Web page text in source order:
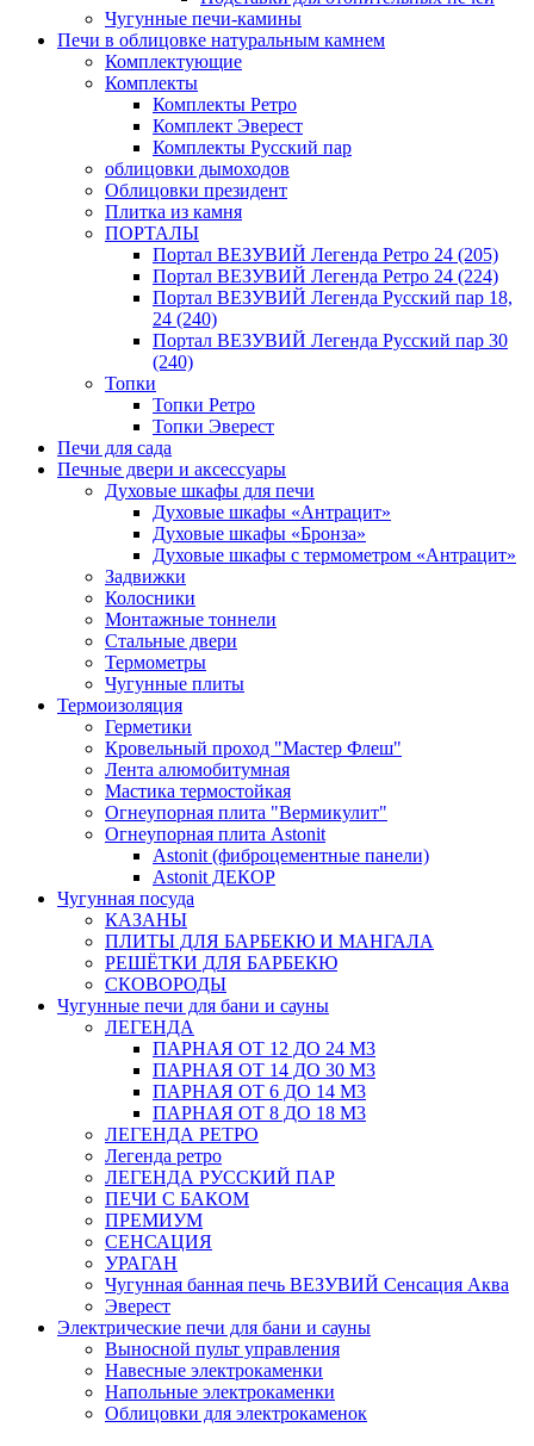
Чугунные печи-камины
Печи в облицовке натуральным камнем
Комплектующие
Комплекты
Комплекты Ретро
Комплект Эверест
Комплекты Русский пар
облицовки дымоходов
Облицовки президент
Плитка из камня
ПОРТАЛЫ
Портал ВЕЗУВИЙ Легенда Ретро 24 (205)
Портал ВЕЗУВИЙ Легенда Ретро 24 (224)
Портал ВЕЗУВИЙ Легенда Русский пар 18,
24 (240)
Портал ВЕЗУВИЙ Легенда Русский пар 30
(240)
Топки
Топки Ретро
Топки Эверест
Печи для сада
Печные двери и аксессуары
Духовые шкафы для печи
Духовые шкафы «Антрацит»
Духовые шкафы «Бронза»
Духовые шкафы с термометром «Антрацит»
Задвижки
Колосники
Монтажные тоннели
Стальные двери
Термометры
Чугунные плиты
Термоизоляция
Герметики
Кровельный проход "Мастер Флеш"
Лента алюмобитумная
Мастика термостойкая
Огнеупорная плита "Вермикулит"
Огнеупорная плита Astonit
Astonit (фиброцементные панели)
Astonit ДЕКОР
Чугунная посуда
КАЗАНЫ
ПЛИТЫ ДЛЯ БАРБЕКЮ И МАНГАЛА
РЕШЁТКИ ДЛЯ БАРБЕКЮ
СКОВОРОДЫ
Чугунные печи для бани и сауны
ЛЕГЕНДА
ПАРНАЯ ОТ 12 ДО 24 М3
ПАРНАЯ ОТ 14 ДО 30 М3
ПАРНАЯ ОТ 6 ДО 14 М3
ПАРНАЯ ОТ 8 ДО 18 М3
ЛЕГЕНДА РЕТРО
Легенда ретро
ЛЕГЕНДА РУССКИЙ ПАР
ПЕЧИ С БАКОМ
ПРЕМИУМ
СЕНСАЦИЯ
УРАГАН
Чугунная банная печь ВЕЗУВИЙ Сенсация Аква
Эверест
Электрические печи для бани и сауны
Выносной пульт управления
Навесные электрокаменки
Напольные электрокаменки
Облицовки для электрокаменок